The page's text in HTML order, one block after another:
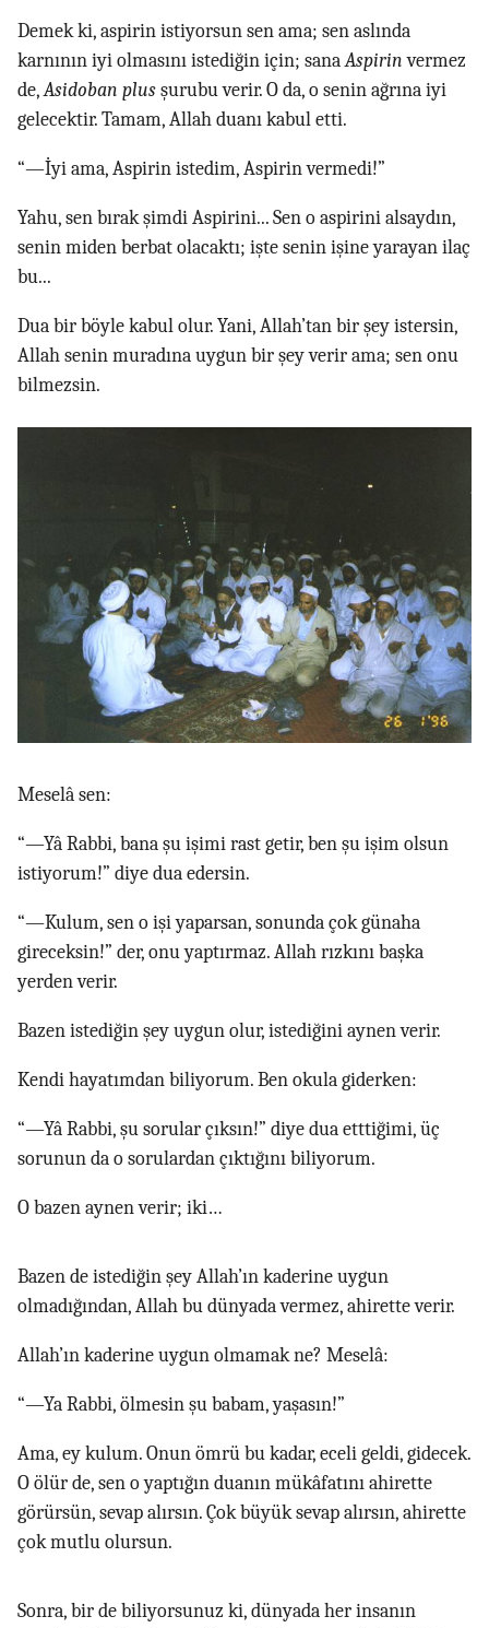
Demek ki, aspirin istiyorsun sen ama; sen aslında
karnının iyi olmasını istediğin için; sanaAspirinvermez
de,Asidoban plusşurubu verir. O da, o senin ağrına iyi
gelecektir. Tamam, Allah duanı kabul etti.
“—İyi ama, Aspirin istedim, Aspirin vermedi!”
Yahu, sen bırak şimdi Aspirini... Sen o aspirini alsaydın,
senin miden berbat olacaktı; işte senin işine yarayan ilaç
bu...
Dua bir böyle kabul olur. Yani, Allah’tan bir şey istersin,
Allah senin muradına uygun bir şey verir ama; sen onu
bilmezsin.
Meselâ sen:
“—Yâ Rabbi, bana şu işimi rast getir, ben şu işim olsun
istiyorum!” diye dua edersin.
“—Kulum, sen o işi yaparsan, sonunda çok günaha
gireceksin!” der, onu yaptırmaz. Allah rızkını başka
yerden verir.
Bazen istediğin şey uygun olur, istediğini aynen verir.
Kendi hayatımdan biliyorum. Ben okula giderken:
“—Yâ Rabbi, şu sorular çıksın!” diye dua etttiğimi, üç
sorunun da o sorulardan çıktığını biliyorum.
O bazen aynen verir; iki…
Bazen de istediğin şey Allah’ın kaderine uygun
olmadığından, Allah bu dünyada vermez, ahirette verir.
Allah’ın kaderine uygun olmamak ne? Meselâ:
“—Ya Rabbi, ölmesin şu babam, yaşasın!”
Ama, ey kulum. Onun ömrü bu kadar, eceli geldi, gidecek.
O ölür de, sen o yaptığın duanın mükâfatını ahirette
görürsün, sevap alırsın. Çok büyük sevap alırsın, ahirette
çok mutlu olursun.
Sonra, bir de biliyorsunuz ki, dünyada her insanın